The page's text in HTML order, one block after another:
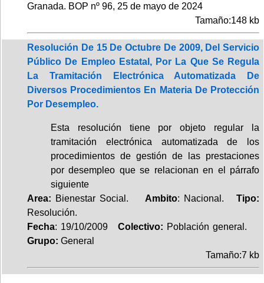
Granada. BOP nº 96, 25 de mayo de 2024
Tamaño:148 kb
Resolución De 15 De Octubre De 2009, Del Servicio
Público De Empleo Estatal, Por La Que Se Regula
La Tramitación Electrónica Automatizada De
Diversos Procedimientos En Materia De Protección
Por Desempleo.
Esta resolución tiene por objeto regular la
tramitación electrónica automatizada de los
procedimientos de gestión de las prestaciones
por desempleo que se relacionan en el párrafo
siguiente
Area: Bienestar Social. Ambito: Nacional. Tipo:
Resolución.
Fecha: 19/10/2009Colectivo: Población general.
Grupo: General
Tamaño:7 kb